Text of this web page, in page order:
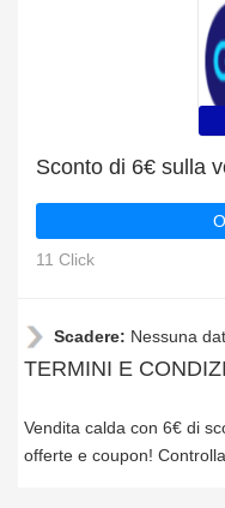
Sconto di 6€ sulla
11 Click
Scadere: Nessuna
TERMINI E
Vendita calda con 6€ di
offerte e coupon!